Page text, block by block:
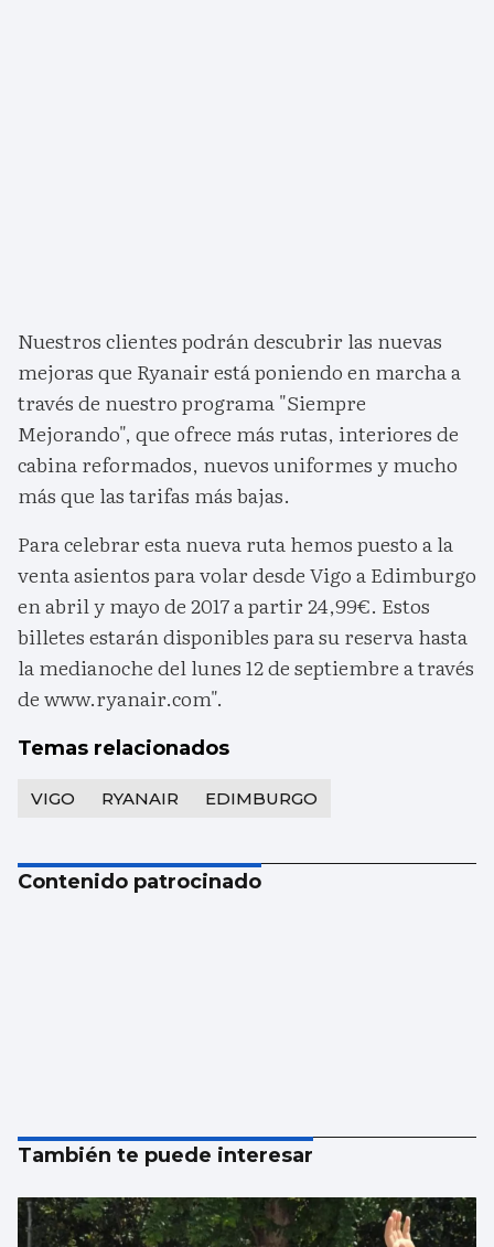
Nuestros clientes podrán descubrir las nuevas
mejoras que Ryanair está poniendo en marcha a
través de nuestro programa "Siempre
Mejorando", que ofrece más rutas, interiores de
cabina reformados, nuevos uniformes y mucho
más que las tarifas más bajas.
Para celebrar esta nueva ruta hemos puesto a la
venta asientos para volar desde Vigo a Edimburgo
en abril y mayo de 2017 a partir 24,99€. Estos
billetes estarán disponibles para su reserva hasta
la medianoche del lunes 12 de septiembre a través
de www.ryanair.com".
Temas relacionados
VIGO RYANAIR EDIMBURGO
Contenido patrocinado
También te puede interesar